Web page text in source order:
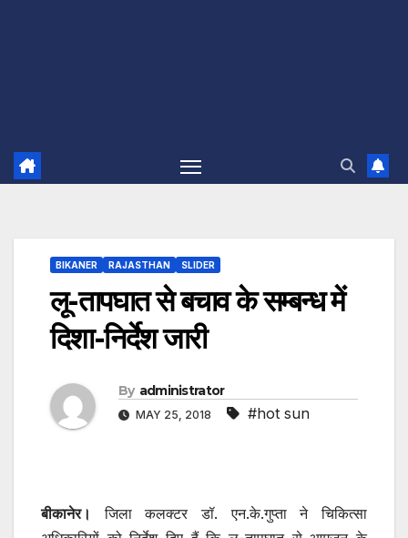
BIKANER RAJASTHAN SLIDER
लू-तापघात से बचाव के सम्बन्ध में
दिशा-निर्देश जारी
By administrator
MAY 25, 2018 #hot sun
बीकानेर।
जिला कलक्टर डॉ. एन.के.गुप्ता ने चिकित्सा